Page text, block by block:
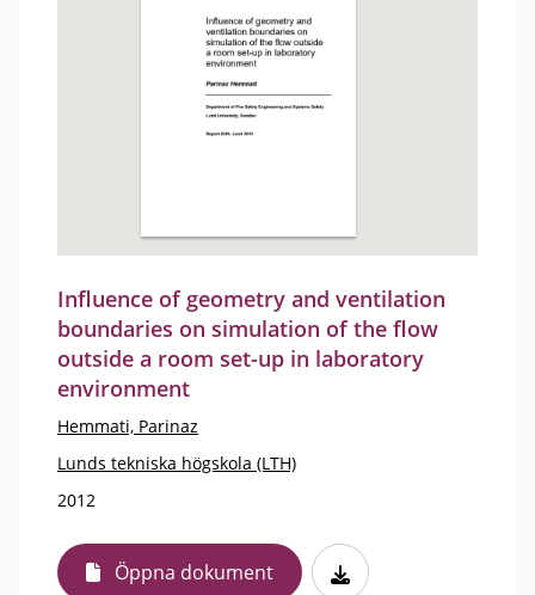
Influence of geometry and ventilation
boundaries on simulation of the flow
outside a room set-up in laboratory
environment
Hemmati, Parinaz
Lunds tekniska högskola (LTH)
2012
Öppna dokument